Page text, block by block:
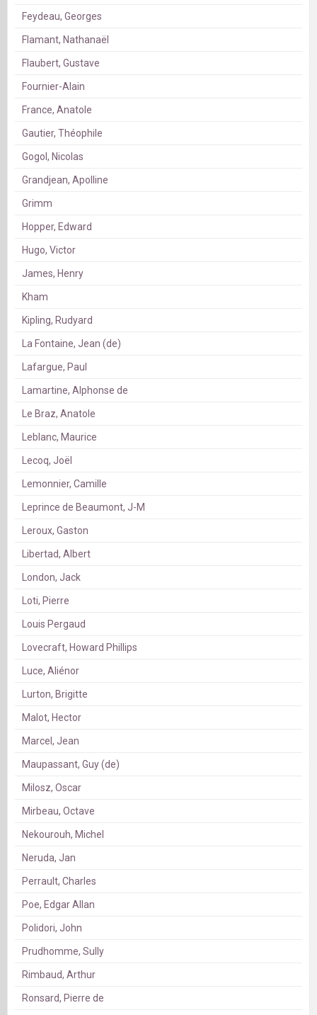
Feydeau, Georges
Flamant, Nathanaël
Flaubert, Gustave
Fournier-Alain
France, Anatole
Gautier, Théophile
Gogol, Nicolas
Grandjean, Apolline
Grimm
Hopper, Edward
Hugo, Victor
James, Henry
Kham
Kipling, Rudyard
La Fontaine, Jean (de)
Lafargue, Paul
Lamartine, Alphonse de
Le Braz, Anatole
Leblanc, Maurice
Lecoq, Joël
Lemonnier, Camille
Leprince de Beaumont, J-M
Leroux, Gaston
Libertad, Albert
London, Jack
Loti, Pierre
Louis Pergaud
Lovecraft, Howard Phillips
Luce, Aliénor
Lurton, Brigitte
Malot, Hector
Marcel, Jean
Maupassant, Guy (de)
Milosz, Oscar
Mirbeau, Octave
Nekourouh, Michel
Neruda, Jan
Perrault, Charles
Poe, Edgar Allan
Polidori, John
Prudhomme, Sully
Rimbaud, Arthur
Ronsard, Pierre de